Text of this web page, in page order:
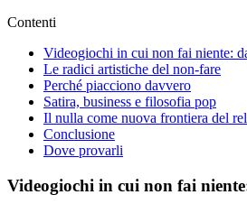
Contenti
Videogiochi in cui non fai niente:
Le radici artistiche del non-fare
Perché piacciono davvero
Satira, business e filosofia pop
Il nulla come nuova frontiera del
Conclusione
Dove provarli
Videogiochi in cui non fai